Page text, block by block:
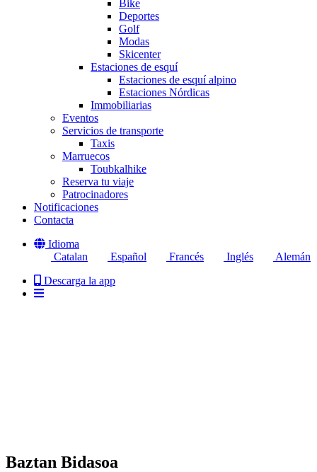
Bike
Deportes
Golf
Modas
Skicenter
Estaciones de esquí
Estaciones de esquí alpino
Estaciones Nórdicas
Immobiliarias
Eventos
Servicios de transporte
Taxis
Marruecos
Toubkalhike
Reserva tu viaje
Patrocinadores
Notificaciones
Contacta
Idioma
Catalan
Español Francés Inglés
Alemán
Descarga la app
Baztan Bidasoa